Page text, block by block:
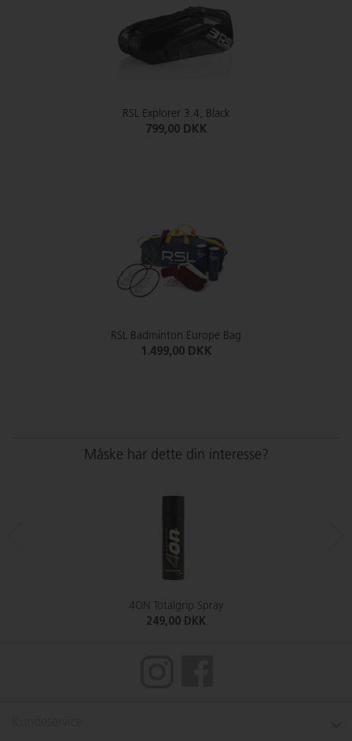
RSL Explorer 3.4, Black
799,00 DKK
RSL Badminton Europe Bag
1.499,00 DKK
Måske har dette din interesse?
4ON Totalgrip Spray
249,00 DKK